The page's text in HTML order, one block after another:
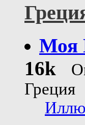
Моя
16k
Греция